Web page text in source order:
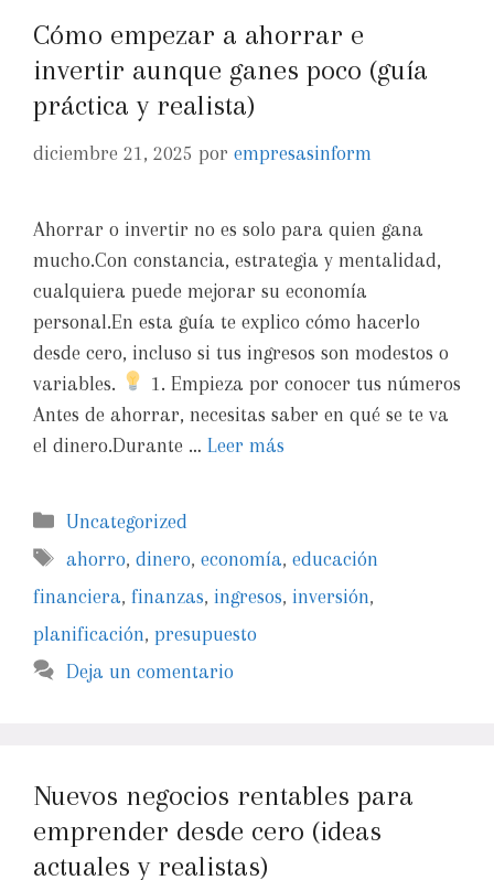
Cómo empezar a ahorrar e
invertir aunque ganes poco (guía
práctica y realista)
diciembre 21, 2025 por empresasinform
Ahorrar o invertir no es solo para quien gana
mucho.Con constancia, estrategia y mentalidad,
cualquiera puede mejorar su economía
personal.En esta guía te explico cómo hacerlo
desde cero, incluso si tus ingresos son modestos o
variables.
1. Empieza por conocer tus números
Antes de ahorrar, necesitas saber en qué se te va
el dinero.Durante … Leer más
Uncategorized
ahorro,dinero,economía,educación
financiera, finanzas, ingresos, inversión,
planificación, presupuesto
Deja un comentario
Nuevos negocios rentables para
emprender desde cero (ideas
actuales y realistas)